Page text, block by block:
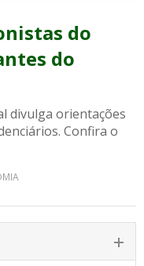
do
do
divulga orientações
Confira o